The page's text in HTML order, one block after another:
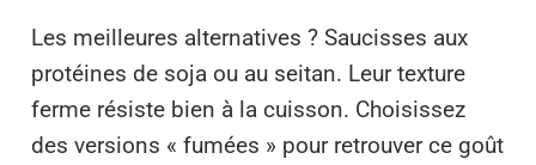
Les meilleures alternatives ? Saucisses aux
protéines de soja ou au seitan. Leur texture
ferme résiste bien à la cuisson. Choisissez
des versions « fumées » pour retrouver ce goût